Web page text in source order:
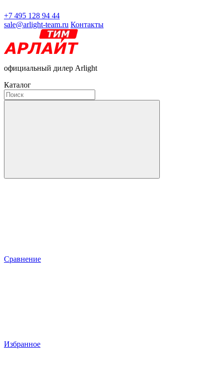
+7 495 128 94 44
sale@arlight-team.ru Контакты
официальный дилер Arlight
Каталог
Сравнение
Избранное